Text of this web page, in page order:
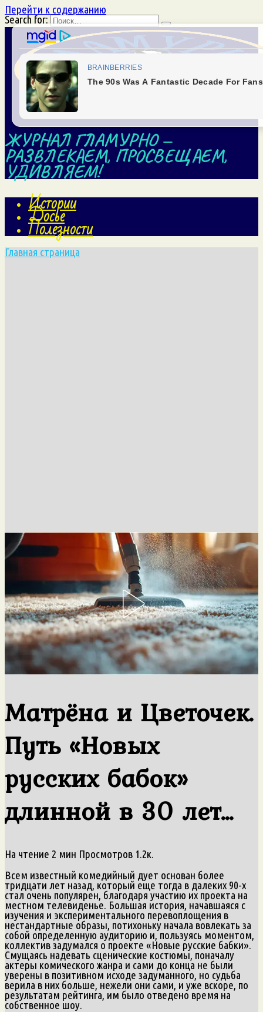
Перейти к содержанию
Search for:
ЖУРНАЛ ГЛАМУРНО —
РАЗВЛЕКАЕМ, ПРОСВЕЩАЕМ,
УДИВЛЯЕМ!
Истории
Досье
Полезности
Главная страница
Матрёна и Цветочек.
Путь «Новых
русских бабок»
длинной в 30 лет…
На чтение 2 мин Просмотров 1.2к.
Всем известный комедийный дует основан более
тридцати лет назад, который еще тогда в далеких 90-х
стал очень популярен, благодаря участию их проекта на
местном телевиденье. Большая история, начавшаяся с
изучения и экспериментального перевоплощения в
нестандартные образы, потихоньку начала вовлекать за
собой определенную аудиторию и, пользуясь моментом,
коллектив задумался о проекте «Новые русские бабки».
Смущаясь надевать сценические костюмы, поначалу
актеры комического жанра и сами до конца не были
уверены в позитивном исходе задуманного, но судьба
верила в них больше, нежели они сами, и уже вскоре, по
результатам рейтинга, им было отведено время на
собственное шоу.